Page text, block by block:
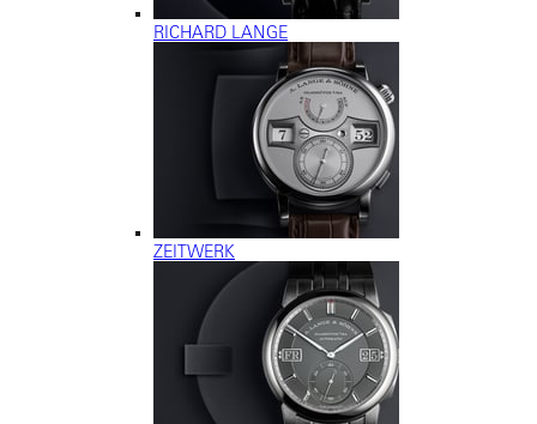
RICHARD LANGE
ZEITWERK